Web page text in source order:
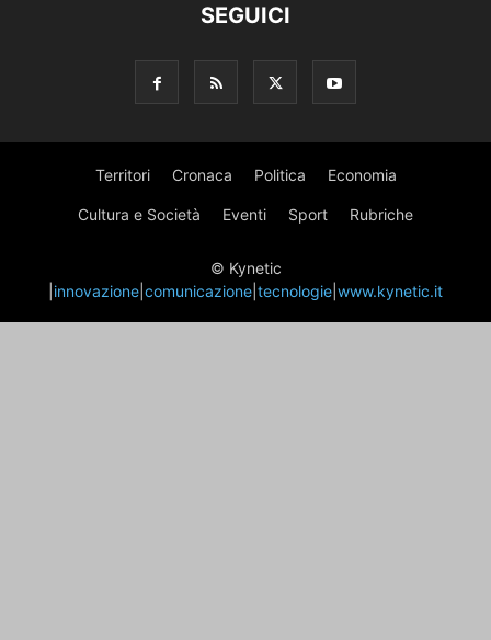
SEGUICI
Territori Cronaca Politica Economia
Cultura e Società Eventi Sport Rubriche
© Kynetic
innovazione comunicazione tecnologie www.kynetic.it